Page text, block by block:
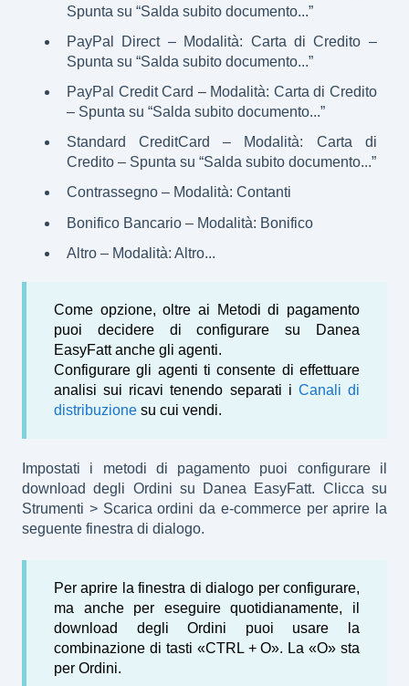
Spunta su “Salda subito documento...”
PayPal Direct – Modalità: Carta di Credito –
Spunta su “Salda subito documento...”
PayPal Credit Card – Modalità: Carta di Credito
– Spunta su “Salda subito documento...”
Standard CreditCard – Modalità: Carta di
Credito – Spunta su “Salda subito documento...”
Contrassegno – Modalità: Contanti
Bonifico Bancario – Modalità: Bonifico
Altro – Modalità: Altro...
Come opzione, oltre ai Metodi di pagamento
puoi decidere di configurare su Danea
EasyFatt anche gli agenti.
Configurare gli agenti ti consente di effettuare
analisi sui ricavi tenendo separati i Canali di
distribuzione su cui vendi.
Impostati i metodi di pagamento puoi configurare il
download degli Ordini su Danea EasyFatt. Clicca su
Strumenti > Scarica ordini da e-commerce per aprire la
seguente finestra di dialogo.
Per aprire la finestra di dialogo per configurare,
ma anche per eseguire quotidianamente, il
download degli Ordini puoi usare la
combinazione di tasti «CTRL + O». La «O» sta
per Ordini.